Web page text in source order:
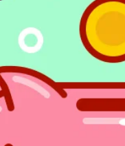
Ustalenie
amortyzację?
Aby dokonywać
początkową